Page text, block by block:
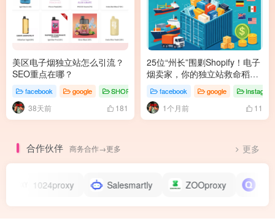
美区电子烟独立站怎么引流？
SEO重点在哪？
facebook google SHOPOEM
38天前 181
25位“州长”围剿Shopify！电子
烟卖家，你的独立站救命稻草
这样抓！
facebook google
1个月前 11
合作伙伴 商务合作→更多 更多
1024proxy Salesmartly ZOOproxy 全卖